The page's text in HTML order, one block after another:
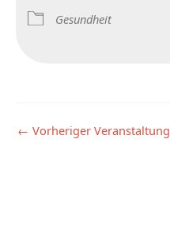
Gesundheit
← Vorheriger Veranstaltung